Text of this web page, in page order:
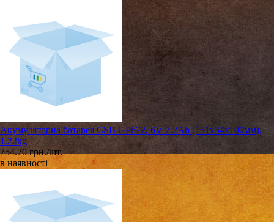
Акумуляторна батарея CSB GP672, 6V 7.2Ah (151х34х100мм),
1.22kg
754.70 грн./шт.
в наявності